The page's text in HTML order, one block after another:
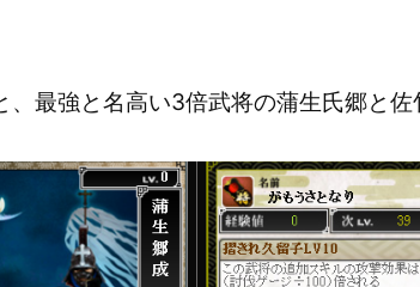
蒲
最強と名高い3倍武将の蒲生氏郷と佐